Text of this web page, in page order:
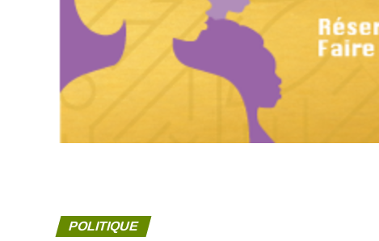
POLITIQUE